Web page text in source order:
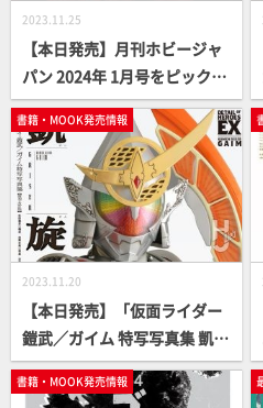
2023.11.25
【本日発売】月刊ホビージャ
パン 2024年 1月号をピックア
ップ！
書籍・MOOK発売情報
2023.11.20
【本日発売】「仮面ライダー
鎧武／ガイム 特写写真集 凱旋
【復刻・改訂版】」【仮面ラ
イダー】
書籍・MOOK発売情報